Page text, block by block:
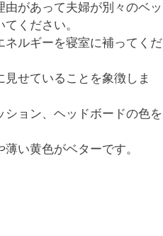
があって夫婦が別々のベッ
ください。
ルギーを寝室に補ってくだ
せていることを象徴しま
ョン、ヘッドボードの色を
い黄色がベターです。